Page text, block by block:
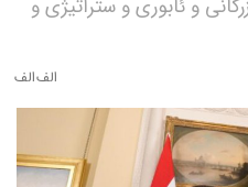
و ئابوری و ستراتیژی و